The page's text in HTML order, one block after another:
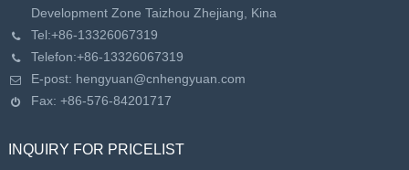
Development Zone Taizhou Zhejiang, Kina
Tel:+86-13326067319
Telefon:+86-13326067319
E-post: hengyuan@cnhengyuan.com
Fax: +86-576-84201717
INQUIRY FOR PRICELIST